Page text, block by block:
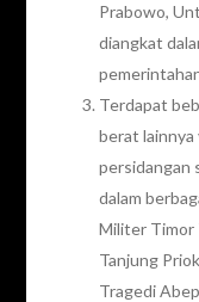
Prabowo,
diangkat
Terdapat
berat lainnya
persidangan
dalam
Militer Timor
Tanjung
Tragedi